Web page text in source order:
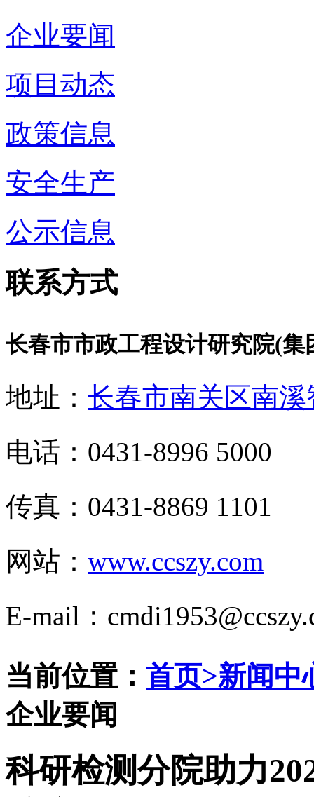
企业要闻
项目动态
政策信息
安全生产
公示信息
联系方式
长春市市政工程设计研究院(集
地址： 长春市南关区南
电话：0431-8996 5000
传真：0431-8869 1101
网站： www.ccszy.com
E-mail：
当前位置： 首页>新闻中
企业要闻
科研检测分院助力